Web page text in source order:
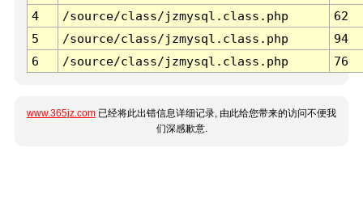
4
/source/class/jzmysql.class.php
62
5
/source/class/jzmysql.class.php
94
6
/source/class/jzmysql.class.php 76
www.365jz.com 已经将此出错信息详细记录, 由此给您带来的访问不便我
们深感歉意.